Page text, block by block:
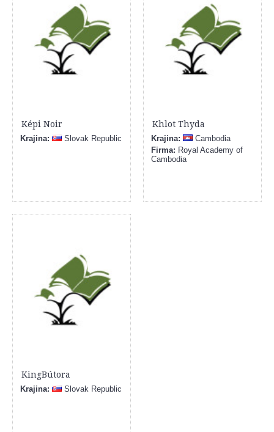
Képi Noir
Krajina: Slovak Republic
Khlot Thyda
Krajina:
Cambodia
Firma: Royal Academy of
Cambodia
KingBútora
Krajina: Slovak Republic